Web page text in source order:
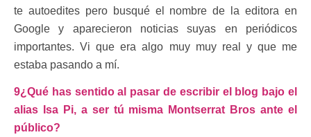
te autoedites pero busqué el nombre de la editora en
Google y aparecieron noticias suyas en periódicos
importantes. Vi que era algo muy muy real y que me
estaba pasando a mí.
9¿Qué has sentido al pasar de escribir el blog bajo el
alias Isa Pi, a ser tú misma Montserrat Bros ante el
público?